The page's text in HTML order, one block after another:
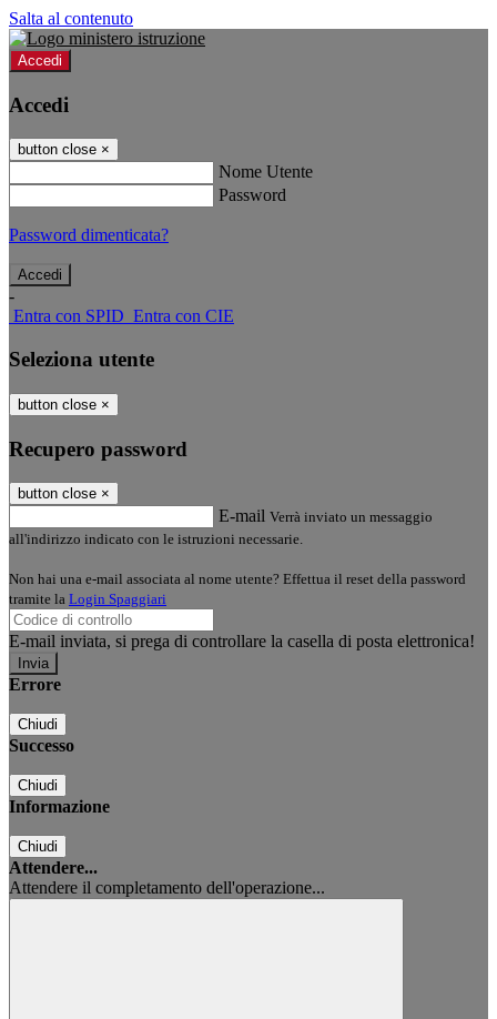
Salta al contenuto
Accedi
Accedi
button close ×
Nome Utente
Password
Password dimenticata?
-
Entra con SPID Entra con CIE
Seleziona utente
button close ×
Recupero password
button close ×
E-mail Verrà inviato un messaggio
all'indirizzo indicato con le istruzioni necessarie.
Non hai una e-mail associata al nome utente? Effettua il reset della password
tramite la Login Spaggiari
E-mail inviata, si prega di controllare la casella di posta elettronica!
Errore
Chiudi
Successo
Chiudi
Informazione
Chiudi
Attendere...
Attendere il completamento dell'operazione...